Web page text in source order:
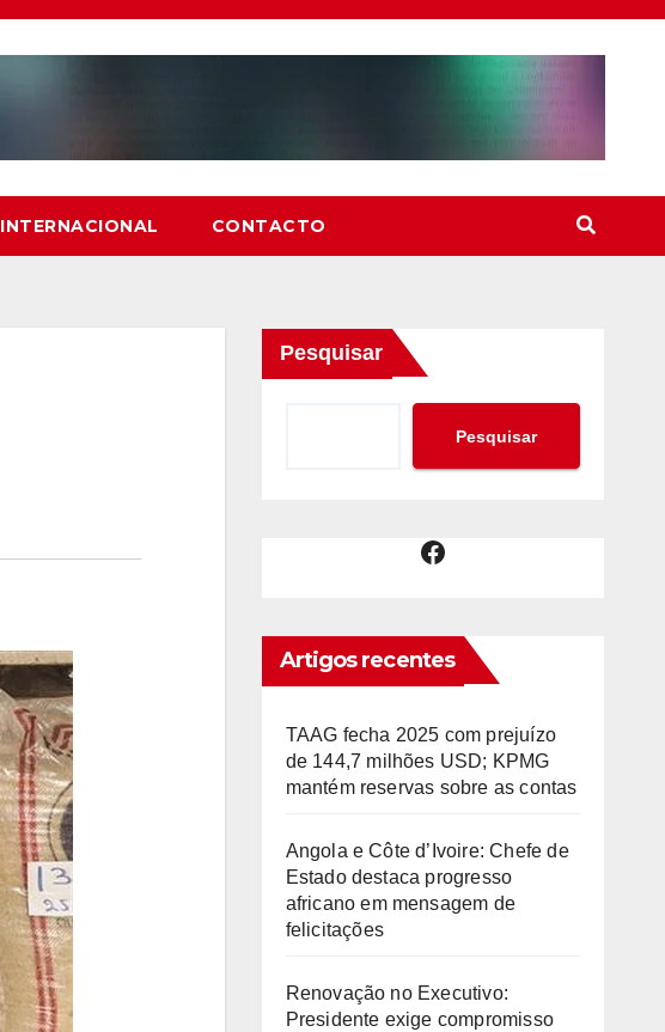
INTERNACIONAL CONTACTO
Pesquisar
Pesquisar
Facebook
Artigos recentes
TAAG fecha 2025 com prejuízo
de 144,7 milhões USD; KPMG
mantém reservas sobre as contas
Angola e Côte d’Ivoire: Chefe de
Estado destaca progresso
africano em mensagem de
felicitações
Renovação no Executivo:
Presidente exige compromisso